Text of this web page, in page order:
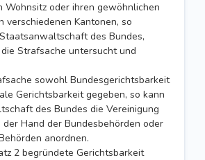
Wohnsitz oder ihren gewöhnlichen
verschiedenen Kantonen, so
des Bundes,
Strafsache untersucht und
sowohl Bundesgerichtsbarkeit
Gerichtsbarkeit gegeben, so kann
des Bundes die Vereinigung
Hand der Bundesbehörden oder
anordnen.
2 begründete Gerichtsbarkeit